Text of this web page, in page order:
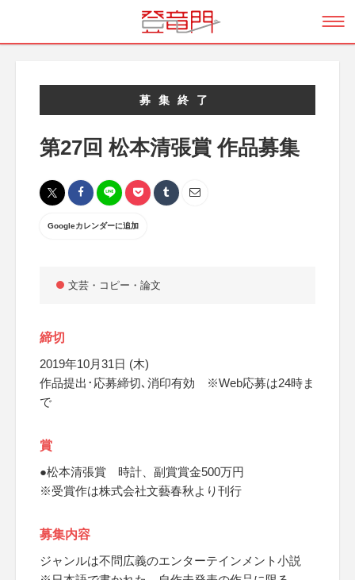
募集終了
第27回 松本清張賞 作品募集
Googleカレンダーに追加
文芸・コピー・論文
締切
2019年10月31日 (木)
作品提出･応募締切､消印有効 ※Web応募は24時ま
で
賞
●松本清張賞 時計、副賞賞金500万円
※受賞作は株式会社文藝春秋より刊行
募集内容
ジャンルは不問広義のエンターテインメント小説